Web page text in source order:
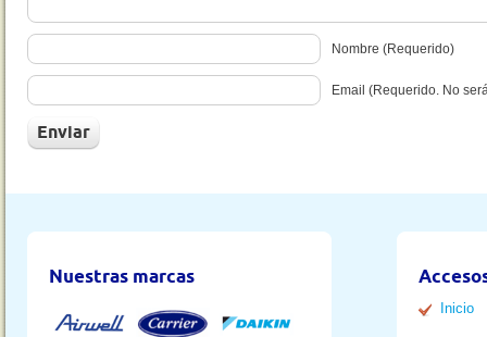
Nombre (Requerido)
Email (Requerido. No
Nuestras marcas
Inicio